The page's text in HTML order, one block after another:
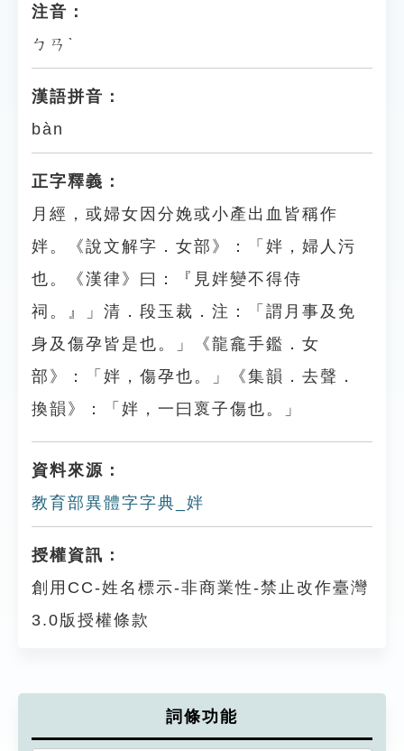
注音：
ㄅㄢˋ
漢語拼音：
bàn
正字釋義：
月經，或婦女因分娩或小產出血皆稱作
姅。《說文解字．女部》：「姅，婦人污
也。《漢律》曰：『見姅變不得侍
祠。』」清．段玉裁．注：「謂月事及免
身及傷孕皆是也。」《龍龕手鑑．女
部》：「姅，傷孕也。」《集韻．去聲．
換韻》：「姅，一曰褱子傷也。」
資料來源：
教育部異體字字典_姅
授權資訊：
創用CC-姓名標示-非商業性-禁止改作臺灣
3.0版授權條款
詞條功能